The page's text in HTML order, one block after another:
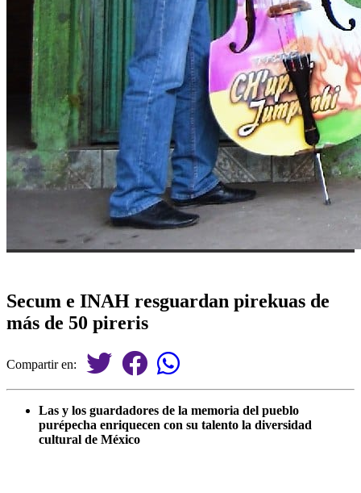
Secum e INAH resguardan pirekuas de
más de 50 pireris
Compartir en:
Las y los guardadores de la memoria del pueblo
purépecha enriquecen con su talento la diversidad
cultural de México